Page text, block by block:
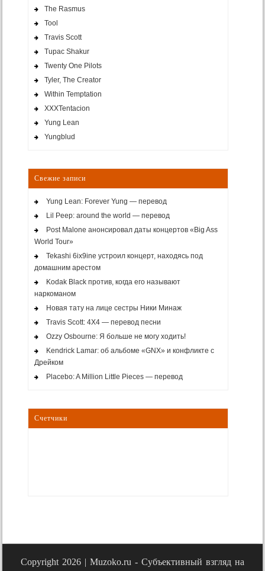
The Rasmus
Tool
Travis Scott
Tupac Shakur
Twenty One Pilots
Tyler, The Creator
Within Temptation
XXXTentacion
Yung Lean
Yungblud
Свежие записи
Yung Lean: Forever Yung — перевод
Lil Peep: around the world — перевод
Post Malone анонсировал даты концертов «Big Ass
World Tour»
Tekashi 6ix9ine устроил концерт, находясь под
домашним арестом
Kodak Black против, когда его называют
наркоманом
Новая тату на лице сестры Ники Минаж
Travis Scott: 4X4 — перевод песни
Ozzy Osbourne: Я больше не могу ходить!
Kendrick Lamar: об альбоме «GNX» и конфликте с
Дрейком
Placebo: A Million Little Pieces — перевод
Счетчики
Copyright 2026 | Muzoko.ru - Субъективный взгляд на